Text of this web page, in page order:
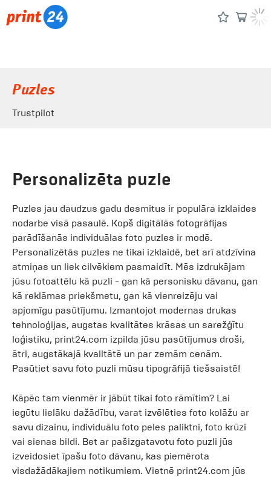
Puzles
Trustpilot
Personalizēta puzle
Puzles jau daudzus gadu desmitus ir populāra izklaides
nodarbe visā pasaulē. Kopš digitālās fotogrāfijas
parādīšanās individuālas foto puzles ir modē.
Personalizētās puzles ne tikai izklaidē, bet arī atdzīvina
atmiņas un liek cilvēkiem pasmaidīt. Mēs izdrukājam
jūsu fotoattēlu kā puzli - gan kā personisku dāvanu, gan
kā reklāmas priekšmetu, gan kā vienreizēju vai
apjomīgu pasūtījumu. Izmantojot modernas drukas
tehnoloģijas, augstas kvalitātes krāsas un sarežģītu
loģistiku, print24.com izpilda jūsu pasūtījumus droši,
ātri, augstākajā kvalitātē un par zemām cenām.
Pasūtiet savu foto puzli mūsu tipogrāfijā tiešsaistē!
Kāpēc tam vienmēr ir jābūt tikai foto rāmītim? Lai
iegūtu lielāku dažādību, varat izvēlēties foto kolāžu ar
savu dizainu, individuālu foto peles paliktni, foto krūzi
vai sienas bildi. Bet ar pašizgatavotu foto puzli jūs
izveidosiet īpašu foto dāvanu, kas piemērota
visdažādākajiem notikumiem. Vietnē print24.com jūs